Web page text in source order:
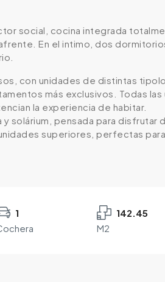
social, cocina integrada
En el intimo, dos
con unidades de distintas
más exclusivos. Todas
la experiencia de habitar.
solárium, pensada para disfrutar
superiores, perfectas
1
142.45
M2